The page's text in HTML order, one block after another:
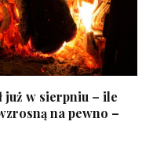
już w sierpniu – ile
na pewno –